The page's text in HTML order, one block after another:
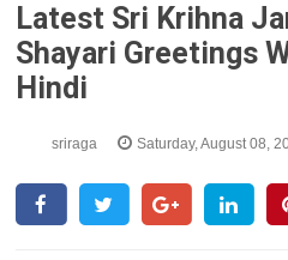
Latest Sri Krihna
Shayari Greetings
Hindi
sriraga Saturday, August 08,